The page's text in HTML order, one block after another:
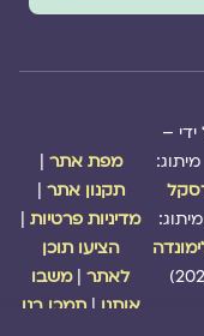
–
מפת אתר|
תקנון אתר|
מדיניות פרטיות|
הציעו תוכן
לאתר| משבו
אותנו| תמכו בנו